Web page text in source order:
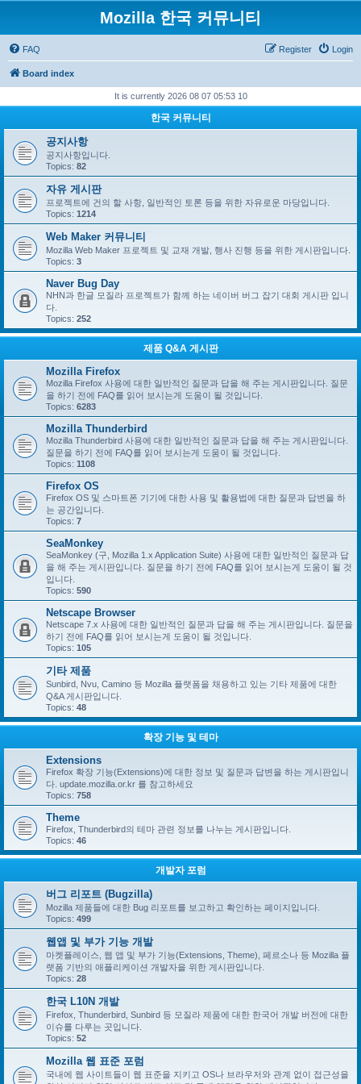
Mozilla 한국 커뮤니티
FAQ Login
Register
Board index
It is currently 2026 08 07 05:53 10
한국 커뮤니티
공지사항
공지사항입니다.
Topics: 82
자유 게시판
프로젝트에 건의 할 사항, 일반적인 토론 등을 위한 자유로운 마당입니다.
Topics: 1214
Web Maker 커뮤니티
Mozilla Web Maker 프로젝트 및 교재 개발, 행사 진행 등을 위한 게시판입니다.
Topics: 3
Naver Bug Day
NHN과 한글 모질라 프로젝트가 함께 하는 네이버 버그 잡기 대회 게시판 입니
다.
Topics: 252
제품 Q&A 게시판
Mozilla Firefox
Mozilla Firefox 사용에 대한 일반적인 질문과 답을 해 주는 게시판입니다. 질문
을 하기 전에 FAQ를 읽어 보시는게 도움이 될 것입니다.
Topics: 6283
Mozilla Thunderbird
Mozilla Thunderbird 사용에 대한 일반적인 질문과 답을 해 주는 게시판입니다.
질문을 하기 전에 FAQ를 읽어 보시는게 도움이 될 것입니다.
Topics: 1108
Firefox OS
Firefox OS 및 스마트폰 기기에 대한 사용 및 활용법에 대한 질문과 답변을 하
는 공간입니다.
Topics: 7
SeaMonkey
SeaMonkey (구, Mozilla 1.x Application Suite) 사용에 대한 일반적인 질문과 답
을 해 주는 게시판입니다. 질문을 하기 전에 FAQ를 읽어 보시는게 도움이 될 것
입니다.
Topics: 590
Netscape Browser
Netscape 7.x 사용에 대한 일반적인 질문과 답을 해 주는 게시판입니다. 질문을
하기 전에 FAQ를 읽어 보시는게 도움이 될 것입니다.
Topics: 105
기타 제품
Sunbird, Nvu, Camino 등 Mozilla 플랫폼을 채용하고 있는 기타 제품에 대한
Q&A 게시판입니다.
Topics: 48
확장 기능 및 테마
Extensions
Firefox 확장 기능(Extensions)에 대한 정보 및 질문과 답변을 하는 게시판입니
다. update.mozilla.or.kr 를 참고하세요
Topics: 758
Theme
Firefox, Thunderbird의 테마 관련 정보를 나누는 게시판입니다.
Topics: 46
개발자 포럼
버그 리포트 (Bugzilla)
Mozilla 제품들에 대한 Bug 리포트를 보고하고 확인하는 페이지입니다.
Topics: 499
웹앱 및 부가 기능 개발
마켓플레이스, 웹 앱 및 부가 기능(Extensions, Theme), 페르소나 등 Mozilla 플
랫폼 기반의 애플리케이션 개발자을 위한 게시판입니다.
Topics: 28
한국 L10N 개발
Firefox, Thunderbird, Sunbird 등 모질라 제품에 대한 한국어 개발 버전에 대한
이슈를 다루는 곳입니다.
Topics: 52
Mozilla 웹 표준 포럼
국내에 웹 사이트들이 웹 표준을 지키고 OS나 브라우저와 관계 없이 접근성을